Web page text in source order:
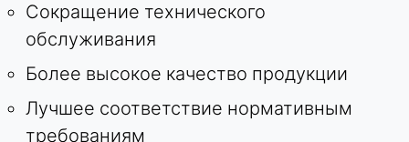
Сокращение технического
обслуживания
Более высокое качество продукции
Лучшее соответствие нормативным
требованиям